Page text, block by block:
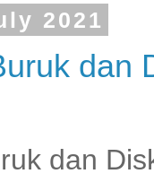
2021
dan
dan